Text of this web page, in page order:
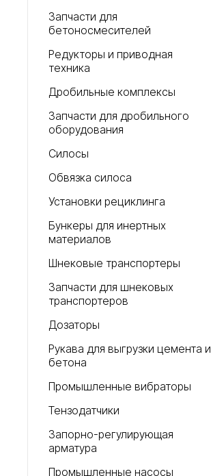
Запчасти для
бетоносмесителей
Редукторы и приводная
техника
Дробильные комплексы
Запчасти для дробильного
оборудования
Силосы
Обвязка силоса
Установки рециклинга
Бункеры для инертных
материалов
Шнековые транспортеры
Запчасти для шнековых
транспортеров
Дозаторы
Рукава для выгрузки цемента и
бетона
Промышленные вибраторы
Тензодатчики
Запорно-регулирующая
арматура
Промышленные насосы